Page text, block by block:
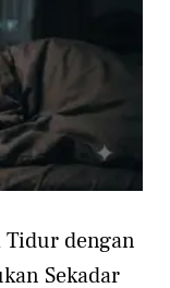
Tidur dengan
Sekadar